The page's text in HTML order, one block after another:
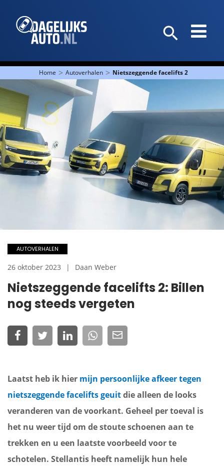
Home > Autoverhalen > Nietszeggende facelifts 2: Billen nog
Nietszeggende facelifts 2: Billen
nog steeds vergeten
AUTOVERHALEN
26 oktober 2023 Daan Weber
Laatst heb ik hier mijn persoonlijke afkeer tegen
nietszeggende facelifts geuitdie alleen de looks
veranderen van de voorkant. Geheel per toeval is
het nu weer tijd om de stoute schoenen aan te
trekken en u een laatste voorbeeld voor te
schotelen. Stellantis heeft namelijk hun hele